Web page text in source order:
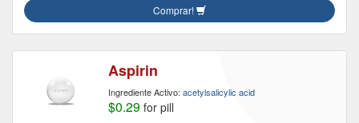
Comprar!
Aspirin
Ingrediente Activo: acetylsalicylic acid
$0.29 for pill